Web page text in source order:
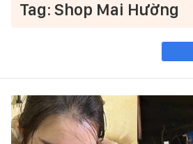
Tag: Shop Mai Hường